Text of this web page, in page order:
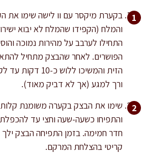
בקערת מיקסר עם וו לישה שימו את
והמלח (הקפידו שהמלח לא יבוא
התחילו לערבב על מהירות נמוכה
הפושרים. לאחר שהבצק מתחיל
הזית והמשיכו
ורך למגע (אך לא דביק מאוד).
שימו את הבצק בקערה משומנת קלות,
והתפיחו כשעה-שעה וחצי עד
חדר חמימה. בזמן התפיחה הבצק ילך
קריטי בהצלחת המרקם.